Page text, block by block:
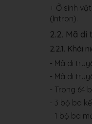
+ Ở sinh
(Intron).
2.2. Mã di
2.2.1. Khái
- Mã di
- Mã di
- Trong 64
- 3 bộ ba
- 1 bộ ba